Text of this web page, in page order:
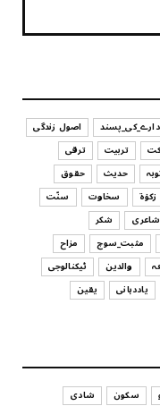
کر رہے ہیں
اصول زندگی
تربیت
ترقی
حدیث
حقوق
زکوٰۃ سخاوت
سنّت
شاعری
شکر
مثبت_سوچ
مزاح
والدین
ٹیکنالوجی
یاددہانی یقین
سکون
شادی